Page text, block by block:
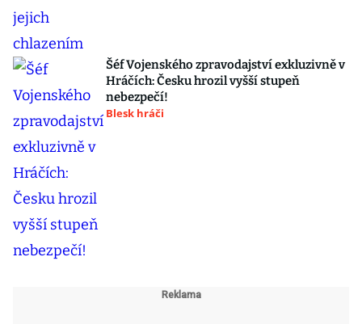
Šéf Vojenského zpravodajství exkluzivně v
Hráčích: Česku hrozil vyšší stupeň
nebezpečí!
Blesk hráči